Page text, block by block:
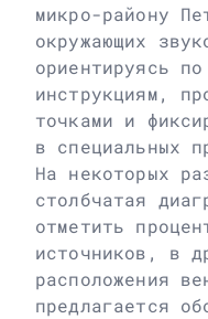
микро-району
окружающих
ориентируясь
инструкциям,
точками и
в специальных
На некоторых
столбчатая
отметить
источников, в
расположения
предлагается